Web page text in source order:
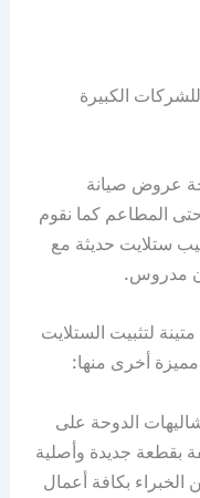
الكبيرة
عروض صيانة
المطاعم كما نقوم
ستلايت حديثة مع
مدروس.
لتثبيت الستلايت
أخرى منها:
الدوحة على
بقطعة جديدة وأصلية
الخبراء بكافة أعمال